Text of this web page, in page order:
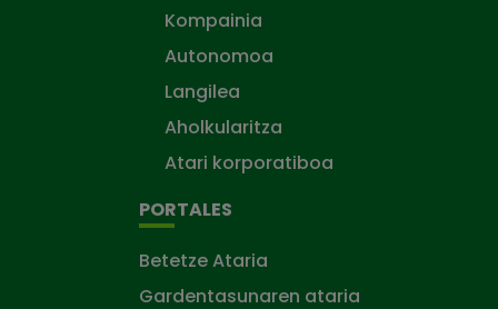
Kompainia
Autonomoa
Langilea
Aholkularitza
Atari korporatiboa
PORTALES
Betetze Ataria
Gardentasunaren ataria